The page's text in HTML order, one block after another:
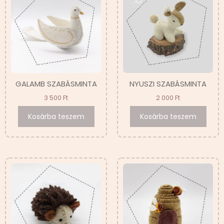
GALAMB SZABÁSMINTA
3 500 Ft
Kosárba teszem
NYUSZI SZABÁSMINTA
2 000 Ft
Kosárba teszem